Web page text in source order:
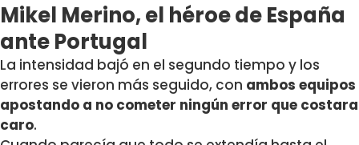
Mikel Merino, el héroe de España
ante Portugal
La intensidad bajó en el segundo tiempo y los
errores se vieron más seguido, con ambos equipos
apostando a no cometer ningún error que costara
caro.